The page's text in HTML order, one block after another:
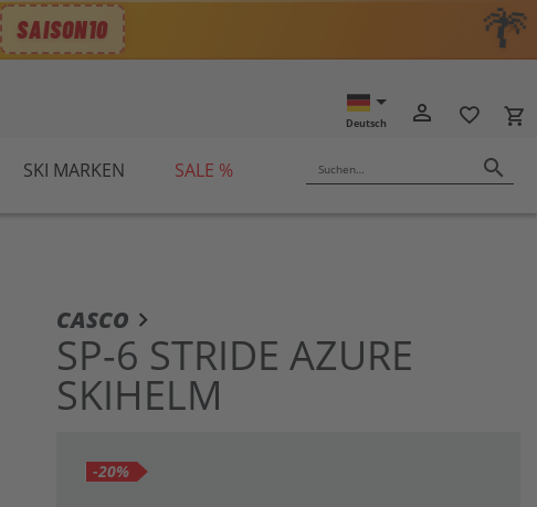
🌴
SAISON10 ✕
Deutsch person_outline favorite_border local_grocery_store
Suchen… search
SKI MARKEN SALE %
CASCO
SP-6 STRIDE AZURE
SKIHELM
-20%
Anfang
Bildergalerie
springen